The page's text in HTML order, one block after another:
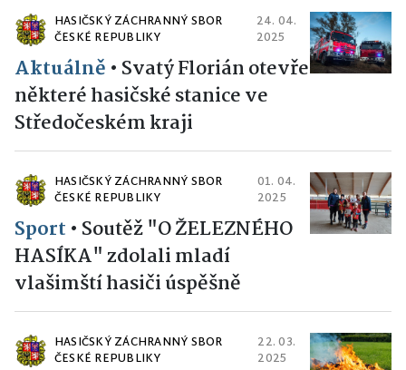
HASIČSKÝ ZÁCHRANNÝ SBOR
ČESKÉ REPUBLIKY
24. 04.
2025
Aktuálně • Svatý Florián otevře
některé hasičské stanice ve
Středočeském kraji
HASIČSKÝ ZÁCHRANNÝ SBOR
ČESKÉ REPUBLIKY
01. 04.
2025
Sport • Soutěž "O ŽELEZNÉHO
HASÍKA" zdolali mladí
vlašimští hasiči úspěšně
HASIČSKÝ ZÁCHRANNÝ SBOR
ČESKÉ REPUBLIKY
22. 03.
2025